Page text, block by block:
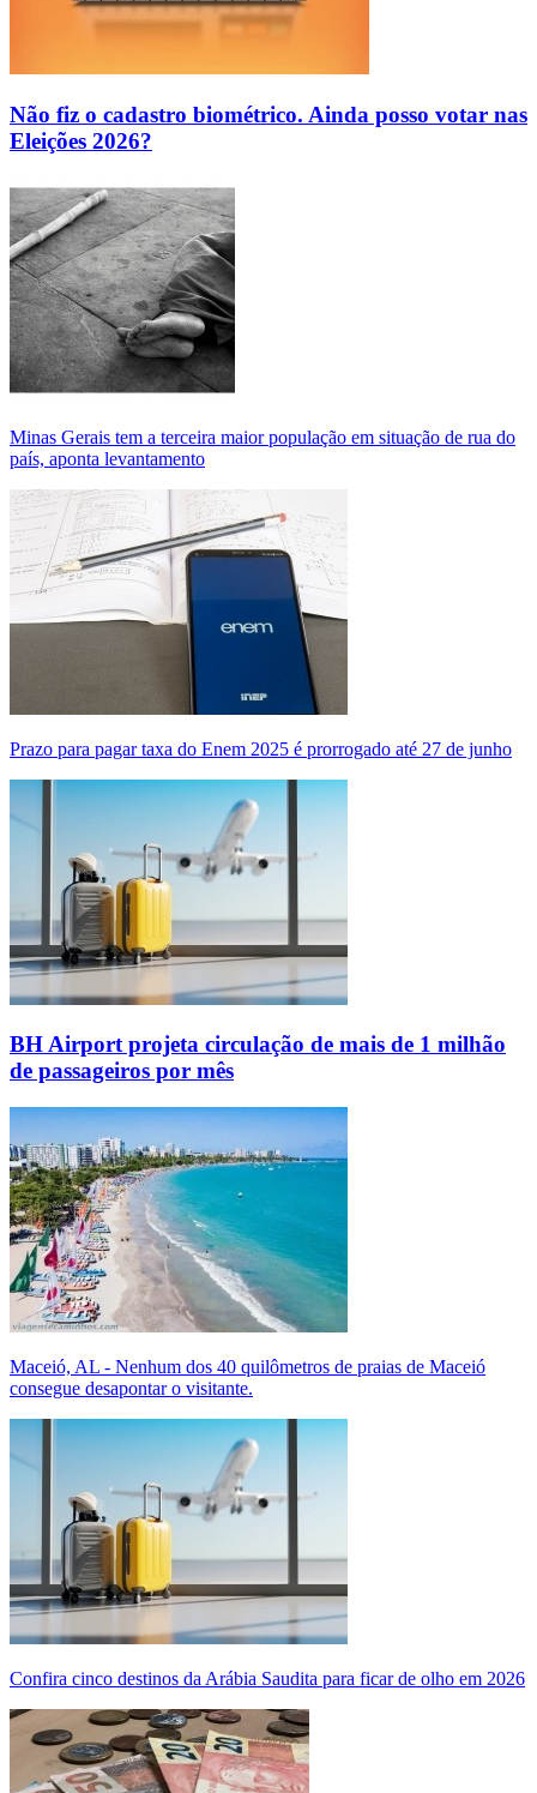
Não fiz o cadastro biométrico. Ainda posso votar nas
Eleições 2026?
Minas Gerais tem a terceira maior população em situação de rua do
país, aponta levantamento
Prazo para pagar taxa do Enem 2025 é prorrogado até 27 de junho
BH Airport projeta circulação de mais de 1 milhão
de passageiros por mês
Maceió, AL - Nenhum dos 40 quilômetros de praias de Maceió
consegue desapontar o visitante.
Confira cinco destinos da Arábia Saudita para ficar de olho em 2026